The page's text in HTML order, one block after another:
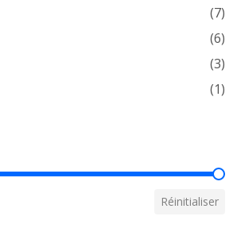
(7)
(6)
(3)
(1)
Réinitialiser